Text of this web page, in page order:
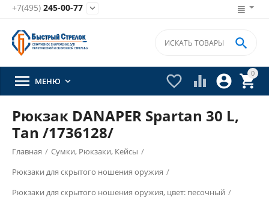
+7(495) 245-00-77 
0


 

 МЕНЮ 
Рюкзак DANAPER Spartan 30 L,
Tan /1736128/
Главная / Сумки, Рюкзаки, Кейсы /
Рюкзаки для скрытого ношения оружия /
Рюкзаки для скрытого ношения оружия, цвет: песочный /